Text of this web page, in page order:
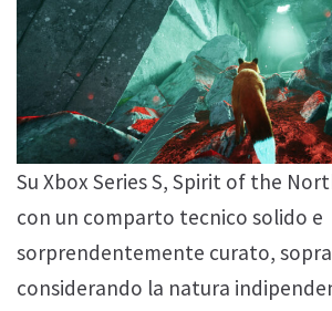
Su Xbox Series S, Spirit of the
con un comparto tecnico solido e
sorprendentemente curato,
considerando la natura